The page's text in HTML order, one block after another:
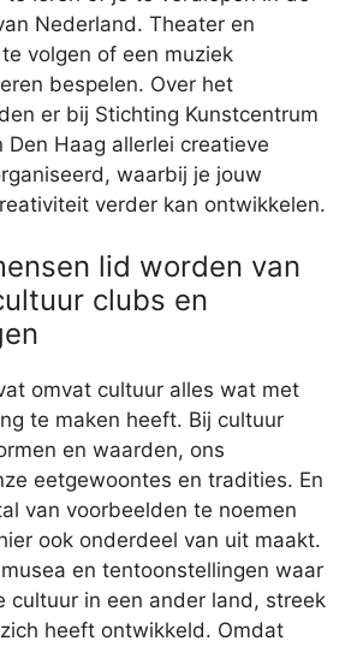
Nederland. Theater en
volgen of een muziek
bespelen. Over het
er bij Stichting Kunstcentrum
Den Haag allerlei creatieve
waarbij je jouw
verder kan ontwikkelen.
lid worden van
clubs en
omvat cultuur alles wat met
te maken heeft. Bij cultuur
en waarden, ons
eetgewoontes en tradities. En
van voorbeelden te noemen
ook onderdeel van uit maakt.
en tentoonstellingen waar
cultuur in een ander land, streek
heeft ontwikkeld. Omdat